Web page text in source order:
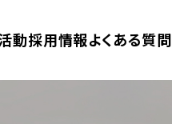
動採用情報よくある質問